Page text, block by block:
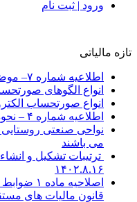
ورود | ثبت نام
تازه مالیاتی
اطلاعیه شماره ۷– موضوع صورتحساب الکترونیکی
انواع الگوهای
انواع صورتحساب
اطلاعیه شماره ۴ – نحوه دریافت شناسه کالا و خدمات
می باشند
ترتیبات تشکیل و
۱۴۰۲.۸.۱۶
قانون مالیات های